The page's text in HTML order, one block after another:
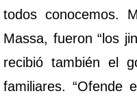
todos conocemos.
Massa, fueron “los
recibió también el
familiares. “Ofende